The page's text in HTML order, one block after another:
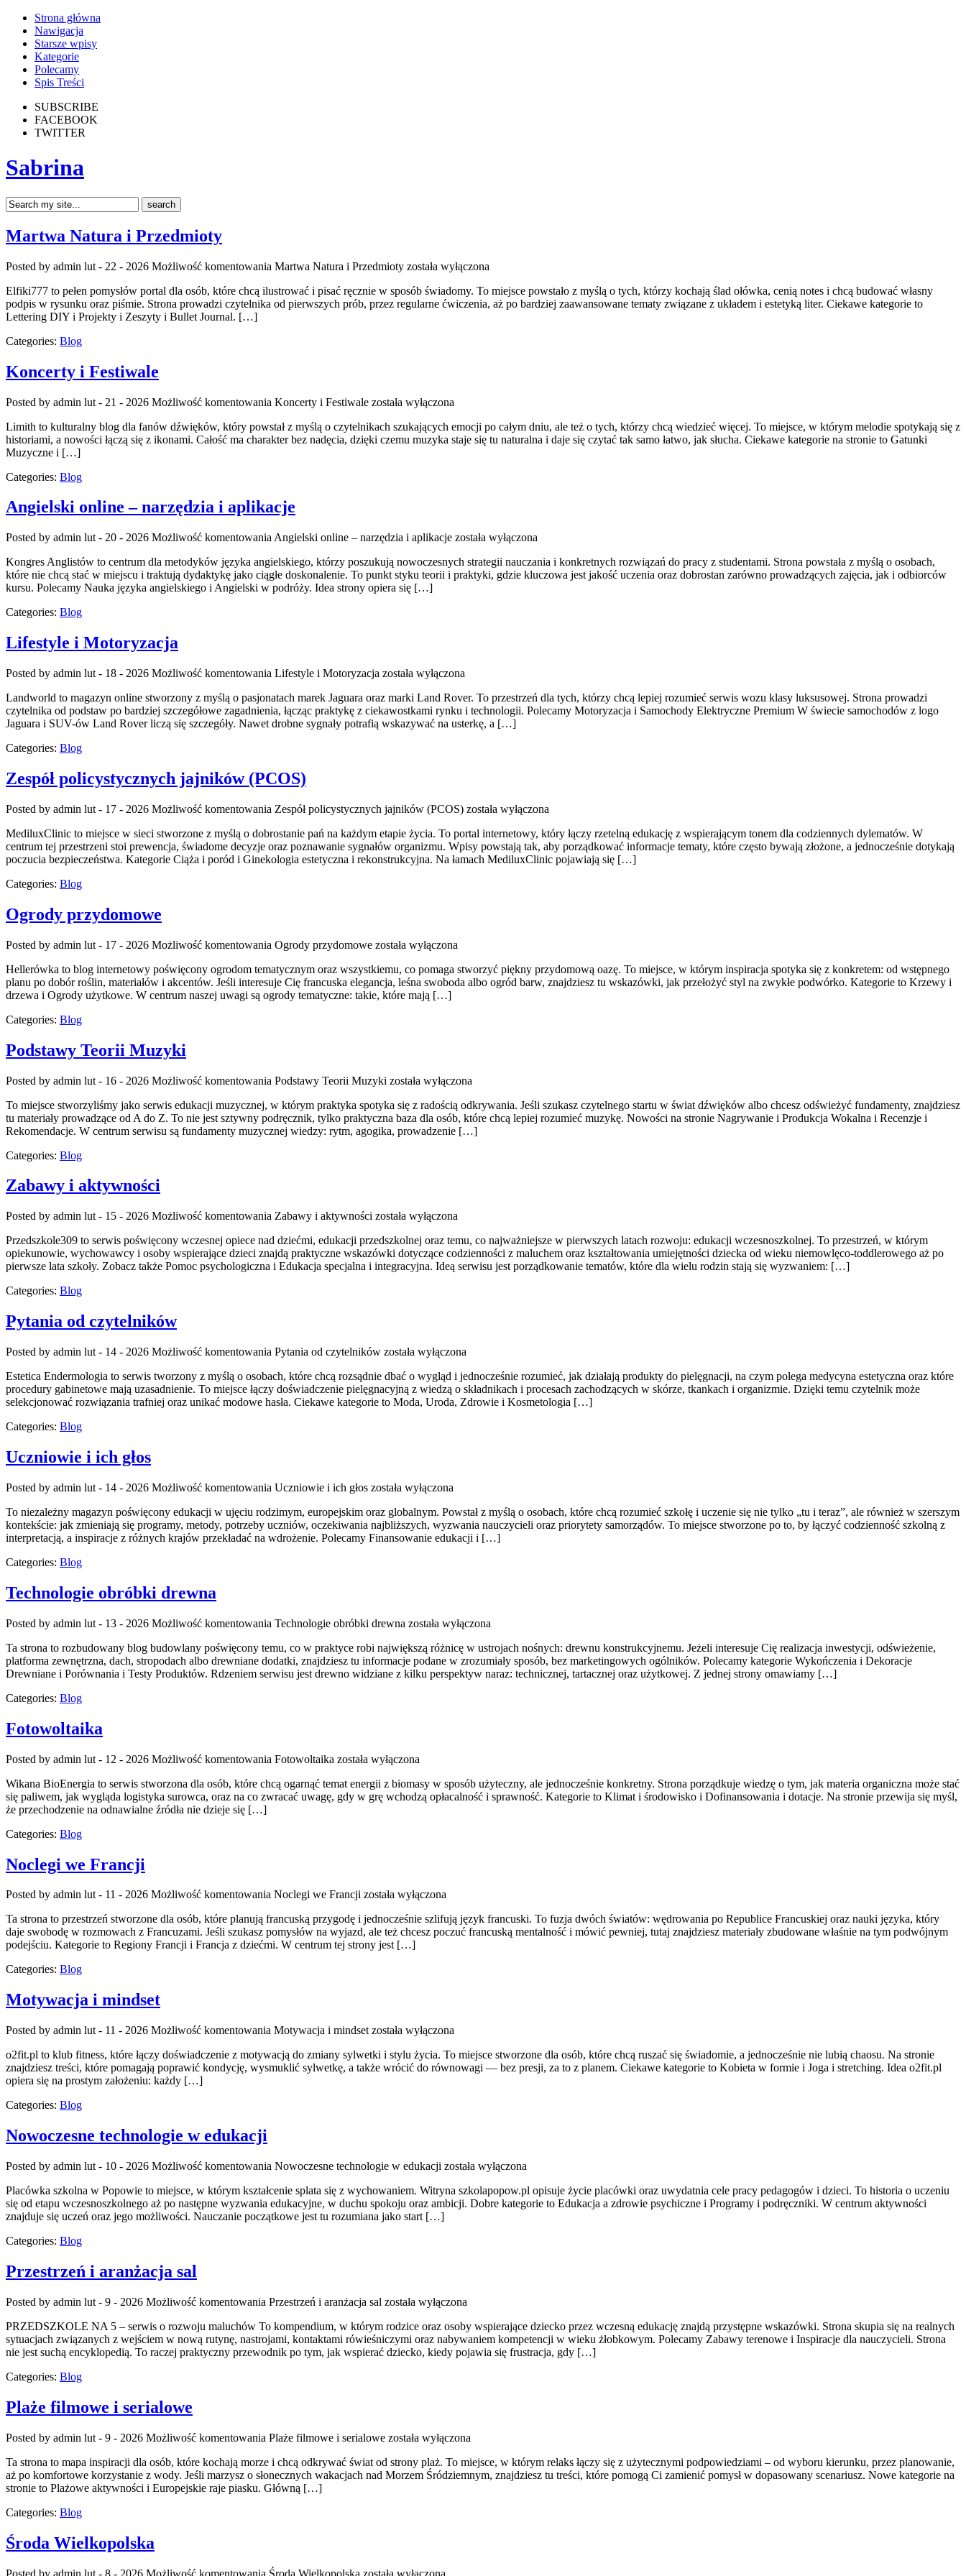
Strona główna
Nawigacja
Starsze wpisy
Kategorie
Polecamy
Spis Treści
SUBSCRIBE
FACEBOOK
TWITTER
Sabrina
Martwa Natura i Przedmioty
Posted by admin lut - 22 - 2026 Możliwość komentowania Martwa Natura i Przedmioty została wyłączona
Elfiki777 to pełen pomysłów portal dla osób, które chcą ilustrować i pisać ręcznie w sposób świadomy. To miejsce powstało z myślą o tych, którzy kochają ślad ołówka, cenią notes i chcą budować własny
podpis w rysunku oraz piśmie. Strona prowadzi czytelnika od pierwszych prób, przez regularne ćwiczenia, aż po bardziej zaawansowane tematy związane z układem i estetyką liter. Ciekawe kategorie to
Lettering DIY i Projekty i Zeszyty i Bullet Journal. […]
Categories: Blog
Koncerty i Festiwale
Posted by admin lut - 21 - 2026 Możliwość komentowania Koncerty i Festiwale została wyłączona
Limith to kulturalny blog dla fanów dźwięków, który powstał z myślą o czytelnikach szukających emocji po całym dniu, ale też o tych, którzy chcą wiedzieć więcej. To miejsce, w którym melodie spotykają się z
historiami, a nowości łączą się z ikonami. Całość ma charakter bez nadęcia, dzięki czemu muzyka staje się tu naturalna i daje się czytać tak samo łatwo, jak słucha. Ciekawe kategorie na stronie to Gatunki
Muzyczne i […]
Categories: Blog
Angielski online – narzędzia i aplikacje
Posted by admin lut - 20 - 2026 Możliwość komentowania Angielski online – narzędzia i aplikacje została wyłączona
Kongres Anglistów to centrum dla metodyków języka angielskiego, którzy poszukują nowoczesnych strategii nauczania i konkretnych rozwiązań do pracy z studentami. Strona powstała z myślą o osobach,
które nie chcą stać w miejscu i traktują dydaktykę jako ciągłe doskonalenie. To punkt styku teorii i praktyki, gdzie kluczowa jest jakość uczenia oraz dobrostan zarówno prowadzących zajęcia, jak i odbiorców
kursu. Polecamy Nauka języka angielskiego i Angielski w podróży. Idea strony opiera się […]
Categories: Blog
Lifestyle i Motoryzacja
Posted by admin lut - 18 - 2026 Możliwość komentowania Lifestyle i Motoryzacja została wyłączona
Landworld to magazyn online stworzony z myślą o pasjonatach marek Jaguara oraz marki Land Rover. To przestrzeń dla tych, którzy chcą lepiej rozumieć serwis wozu klasy luksusowej. Strona prowadzi
czytelnika od podstaw po bardziej szczegółowe zagadnienia, łącząc praktykę z ciekawostkami rynku i technologii. Polecamy Motoryzacja i Samochody Elektryczne Premium W świecie samochodów z logo
Jaguara i SUV-ów Land Rover liczą się szczegóły. Nawet drobne sygnały potrafią wskazywać na usterkę, a […]
Categories: Blog
Zespół policystycznych jajników (PCOS)
Posted by admin lut - 17 - 2026 Możliwość komentowania Zespół policystycznych jajników (PCOS) została wyłączona
MediluxClinic to miejsce w sieci stworzone z myślą o dobrostanie pań na każdym etapie życia. To portal internetowy, który łączy rzetelną edukację z wspierającym tonem dla codziennych dylematów. W
centrum tej przestrzeni stoi prewencja, świadome decyzje oraz poznawanie sygnałów organizmu. Wpisy powstają tak, aby porządkować informacje tematy, które często bywają złożone, a jednocześnie dotykają
poczucia bezpieczeństwa. Kategorie Ciąża i poród i Ginekologia estetyczna i rekonstrukcyjna. Na łamach MediluxClinic pojawiają się […]
Categories: Blog
Ogrody przydomowe
Posted by admin lut - 17 - 2026 Możliwość komentowania Ogrody przydomowe została wyłączona
Hellerówka to blog internetowy poświęcony ogrodom tematycznym oraz wszystkiemu, co pomaga stworzyć piękny przydomową oazę. To miejsce, w którym inspiracja spotyka się z konkretem: od wstępnego
planu po dobór roślin, materiałów i akcentów. Jeśli interesuje Cię francuska elegancja, leśna swoboda albo ogród barw, znajdziesz tu wskazówki, jak przełożyć styl na zwykłe podwórko. Kategorie to Krzewy i
drzewa i Ogrody użytkowe. W centrum naszej uwagi są ogrody tematyczne: takie, które mają […]
Categories: Blog
Podstawy Teorii Muzyki
Posted by admin lut - 16 - 2026 Możliwość komentowania Podstawy Teorii Muzyki została wyłączona
To miejsce stworzyliśmy jako serwis edukacji muzycznej, w którym praktyka spotyka się z radością odkrywania. Jeśli szukasz czytelnego startu w świat dźwięków albo chcesz odświeżyć fundamenty, znajdziesz
tu materiały prowadzące od A do Z. To nie jest sztywny podręcznik, tylko praktyczna baza dla osób, które chcą lepiej rozumieć muzykę. Nowości na stronie Nagrywanie i Produkcja Wokalna i Recenzje i
Rekomendacje. W centrum serwisu są fundamenty muzycznej wiedzy: rytm, agogika, prowadzenie […]
Categories: Blog
Zabawy i aktywności
Posted by admin lut - 15 - 2026 Możliwość komentowania Zabawy i aktywności została wyłączona
Przedszkole309 to serwis poświęcony wczesnej opiece nad dziećmi, edukacji przedszkolnej oraz temu, co najważniejsze w pierwszych latach rozwoju: edukacji wczesnoszkolnej. To przestrzeń, w którym
opiekunowie, wychowawcy i osoby wspierające dzieci znajdą praktyczne wskazówki dotyczące codzienności z maluchem oraz kształtowania umiejętności dziecka od wieku niemowlęco-toddlerowego aż po
pierwsze lata szkoły. Zobacz także Pomoc psychologiczna i Edukacja specjalna i integracyjna. Ideą serwisu jest porządkowanie tematów, które dla wielu rodzin stają się wyzwaniem: […]
Categories: Blog
Pytania od czytelników
Posted by admin lut - 14 - 2026 Możliwość komentowania Pytania od czytelników została wyłączona
Estetica Endermologia to serwis tworzony z myślą o osobach, które chcą rozsądnie dbać o wygląd i jednocześnie rozumieć, jak działają produkty do pielęgnacji, na czym polega medycyna estetyczna oraz które
procedury gabinetowe mają uzasadnienie. To miejsce łączy doświadczenie pielęgnacyjną z wiedzą o składnikach i procesach zachodzących w skórze, tkankach i organizmie. Dzięki temu czytelnik może
selekcjonować rozwiązania trafniej oraz unikać modowe hasła. Ciekawe kategorie to Moda, Uroda, Zdrowie i Kosmetologia […]
Categories: Blog
Uczniowie i ich głos
Posted by admin lut - 14 - 2026 Możliwość komentowania Uczniowie i ich głos została wyłączona
To niezależny magazyn poświęcony edukacji w ujęciu rodzimym, europejskim oraz globalnym. Powstał z myślą o osobach, które chcą rozumieć szkołę i uczenie się nie tylko „tu i teraz”, ale również w szerszym
kontekście: jak zmieniają się programy, metody, potrzeby uczniów, oczekiwania najbliższych, wyzwania nauczycieli oraz priorytety samorządów. To miejsce stworzone po to, by łączyć codzienność szkolną z
interpretacją, a inspiracje z różnych krajów przekładać na wdrożenie. Polecamy Finansowanie edukacji i […]
Categories: Blog
Technologie obróbki drewna
Posted by admin lut - 13 - 2026 Możliwość komentowania Technologie obróbki drewna została wyłączona
Ta strona to rozbudowany blog budowlany poświęcony temu, co w praktyce robi największą różnicę w ustrojach nośnych: drewnu konstrukcyjnemu. Jeżeli interesuje Cię realizacja inwestycji, odświeżenie,
platforma zewnętrzna, dach, stropodach albo drewniane dodatki, znajdziesz tu informacje podane w zrozumiały sposób, bez marketingowych ogólników. Polecamy kategorie Wykończenia i Dekoracje
Drewniane i Porównania i Testy Produktów. Rdzeniem serwisu jest drewno widziane z kilku perspektyw naraz: technicznej, tartacznej oraz użytkowej. Z jednej strony omawiamy […]
Categories: Blog
Fotowoltaika
Posted by admin lut - 12 - 2026 Możliwość komentowania Fotowoltaika została wyłączona
Wikana BioEnergia to serwis stworzona dla osób, które chcą ogarnąć temat energii z biomasy w sposób użyteczny, ale jednocześnie konkretny. Strona porządkuje wiedzę o tym, jak materia organiczna może stać
się paliwem, jak wygląda logistyka surowca, oraz na co zwracać uwagę, gdy w grę wchodzą opłacalność i sprawność. Kategorie to Klimat i środowisko i Dofinansowania i dotacje. Na stronie przewija się myśl,
że przechodzenie na odnawialne źródła nie dzieje się […]
Categories: Blog
Noclegi we Francji
Posted by admin lut - 11 - 2026 Możliwość komentowania Noclegi we Francji została wyłączona
Ta strona to przestrzeń stworzone dla osób, które planują francuską przygodę i jednocześnie szlifują język francuski. To fuzja dwóch światów: wędrowania po Republice Francuskiej oraz nauki języka, który
daje swobodę w rozmowach z Francuzami. Jeśli szukasz pomysłów na wyjazd, ale też chcesz poczuć francuską mentalność i mówić pewniej, tutaj znajdziesz materiały zbudowane właśnie na tym podwójnym
podejściu. Kategorie to Regiony Francji i Francja z dziećmi. W centrum tej strony jest […]
Categories: Blog
Motywacja i mindset
Posted by admin lut - 11 - 2026 Możliwość komentowania Motywacja i mindset została wyłączona
o2fit.pl to klub fitness, które łączy doświadczenie z motywacją do zmiany sylwetki i stylu życia. To miejsce stworzone dla osób, które chcą ruszać się świadomie, a jednocześnie nie lubią chaosu. Na stronie
znajdziesz treści, które pomagają poprawić kondycję, wysmuklić sylwetkę, a także wrócić do równowagi — bez presji, za to z planem. Ciekawe kategorie to Kobieta w formie i Joga i stretching. Idea o2fit.pl
opiera się na prostym założeniu: każdy […]
Categories: Blog
Nowoczesne technologie w edukacji
Posted by admin lut - 10 - 2026 Możliwość komentowania Nowoczesne technologie w edukacji została wyłączona
Placówka szkolna w Popowie to miejsce, w którym kształcenie splata się z wychowaniem. Witryna szkolapopow.pl opisuje życie placówki oraz uwydatnia cele pracy pedagogów i dzieci. To historia o uczeniu
się od etapu wczesnoszkolnego aż po następne wyzwania edukacyjne, w duchu spokoju oraz ambicji. Dobre kategorie to Edukacja a zdrowie psychiczne i Programy i podręczniki. W centrum aktywności
znajduje się uczeń oraz jego możliwości. Nauczanie początkowe jest tu rozumiana jako start […]
Categories: Blog
Przestrzeń i aranżacja sal
Posted by admin lut - 9 - 2026 Możliwość komentowania Przestrzeń i aranżacja sal została wyłączona
PRZEDSZKOLE NA 5 – serwis o rozwoju maluchów To kompendium, w którym rodzice oraz osoby wspierające dziecko przez wczesną edukację znajdą przystępne wskazówki. Strona skupia się na realnych
sytuacjach związanych z wejściem w nową rutynę, nastrojami, kontaktami rówieśniczymi oraz nabywaniem kompetencji w wieku żłobkowym. Polecamy Zabawy terenowe i Inspiracje dla nauczycieli. Strona
nie jest suchą encyklopedią. To raczej praktyczny przewodnik po tym, jak wspierać dziecko, kiedy pojawia się frustracja, gdy […]
Categories: Blog
Plaże filmowe i serialowe
Posted by admin lut - 9 - 2026 Możliwość komentowania Plaże filmowe i serialowe została wyłączona
Ta strona to mapa inspiracji dla osób, które kochają morze i chcą odkrywać świat od strony plaż. To miejsce, w którym relaks łączy się z użytecznymi podpowiedziami – od wyboru kierunku, przez planowanie,
aż po komfortowe korzystanie z wody. Jeśli marzysz o słonecznych wakacjach nad Morzem Śródziemnym, znajdziesz tu treści, które pomogą Ci zamienić pomysł w dopasowany scenariusz. Nowe kategorie na
stronie to Plażowe aktywności i Europejskie raje piasku. Główną […]
Categories: Blog
Środa Wielkopolska
Posted by admin lut - 8 - 2026 Możliwość komentowania Środa Wielkopolska została wyłączona